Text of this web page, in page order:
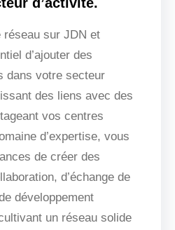
réseau sur JDN et
d’ajouter des
dans votre secteur
des liens avec des
vos centres
d’expertise, vous
de créer des
d’échange de
développement
un réseau solide